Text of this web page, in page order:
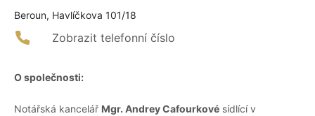
Beroun, Havlíčkova 101/18
Zobrazit telefonní číslo
O společnosti:
Notářská kancelář Mgr. Andrey Cafourkové sídlící v